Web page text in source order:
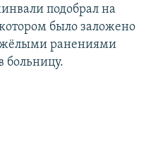
подобрал на
было заложено
ранениями
больницу.